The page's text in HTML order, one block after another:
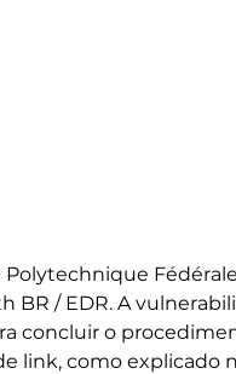
Polytechnique
/ EDR. A
concluir o
link, como explicado